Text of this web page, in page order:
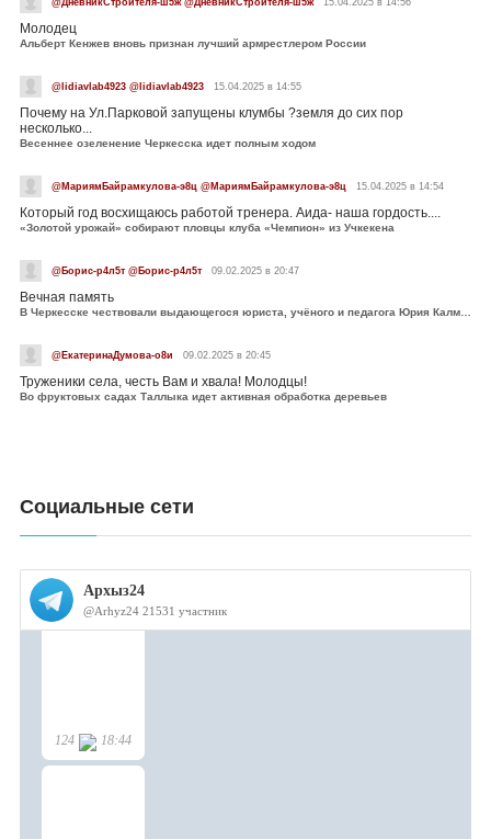
@ДневникСтроителя-ш5ж @ДневникСтроителя-ш5ж 15.04.2025 в 14:56
Молодец
Альберт Кенжев вновь признан лучший армрестлером России
@lidiavlab4923 @lidiavlab4923 15.04.2025 в 14:55
Почему на Ул.Парковой запущены клумбы ?земля до сих пор
несколько...
Весеннее озеленение Черкесска идет полным ходом
@МариямБайрамкулова-э8ц @МариямБайрамкулова-э8ц 15.04.2025 в 14:54
Который год восхищаюсь работой тренера. Аида- наша гордость....
«Золотой урожай» собирают пловцы клуба «Чемпион» из Учкекена
@Борис-р4л5т @Борис-р4л5т 09.02.2025 в 20:47
Вечная память
В Черкесске чествовали выдающегося юриста, учёного и педагога Юрия Калмыкова
@ЕкатеринаДумова-о8и 09.02.2025 в 20:45
Труженики села, честь Вам и хвала! Молодцы!
Во фруктовых садах Таллыка идет активная обработка деревьев
Социальные сети